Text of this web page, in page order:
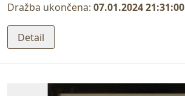
Dražba ukončena: 07.01.2024 21:31:00
Detail